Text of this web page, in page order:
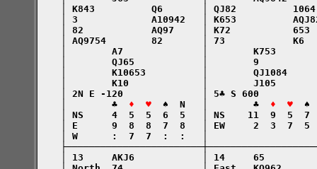
│ K843          Q6       │ QJ82
│ 3             A10942   │ K653
│ 82            AQ97     │ K72
│ AQ9754        82       │ 73            K6
│        A7              │        K753
│        QJ65            │        9
│        K10653          │        QJ1084
│        K10             │        J105
│ 2N E -120              │ 5♣ S 600
    │        ♣
♦  ♥
  ♠  N   │        ♣
♦  ♥
♠
│ NS     4  5  5  6  5   │ NS    11  9  5
│ E      9  8  8  7  8   │ EW     2  3  7
│ W      :  7  7  :  :   │
│ 13     AKJ6            │ 14     65